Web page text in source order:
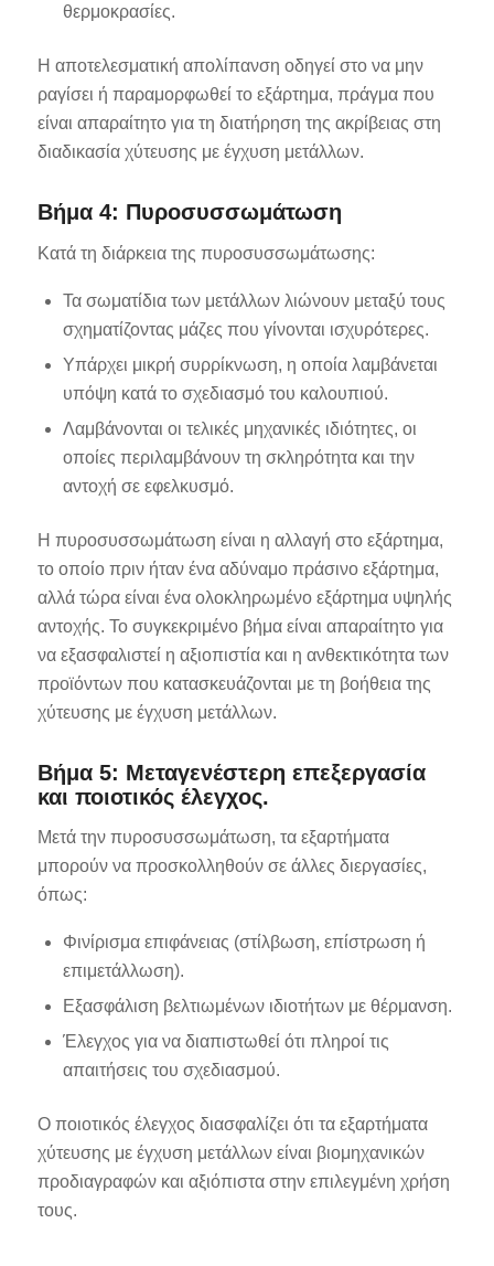
θερμοκρασίες.
Η αποτελεσματική απολίπανση οδηγεί στο να μην
ραγίσει ή παραμορφωθεί το εξάρτημα, πράγμα που
είναι απαραίτητο για τη διατήρηση της ακρίβειας στη
διαδικασία χύτευσης με έγχυση μετάλλων.
Βήμα 4: Πυροσυσσωμάτωση
Κατά τη διάρκεια της πυροσυσσωμάτωσης:
Τα σωματίδια των μετάλλων λιώνουν μεταξύ τους
σχηματίζοντας μάζες που γίνονται ισχυρότερες.
Υπάρχει μικρή συρρίκνωση, η οποία λαμβάνεται
υπόψη κατά το σχεδιασμό του καλουπιού.
Λαμβάνονται οι τελικές μηχανικές ιδιότητες, οι
οποίες περιλαμβάνουν τη σκληρότητα και την
αντοχή σε εφελκυσμό.
Η πυροσυσσωμάτωση είναι η αλλαγή στο εξάρτημα,
το οποίο πριν ήταν ένα αδύναμο πράσινο εξάρτημα,
αλλά τώρα είναι ένα ολοκληρωμένο εξάρτημα υψηλής
αντοχής. Το συγκεκριμένο βήμα είναι απαραίτητο για
να εξασφαλιστεί η αξιοπιστία και η ανθεκτικότητα των
προϊόντων που κατασκευάζονται με τη βοήθεια της
χύτευσης με έγχυση μετάλλων.
Βήμα 5: Μεταγενέστερη επεξεργασία
και ποιοτικός έλεγχος.
Μετά την πυροσυσσωμάτωση, τα εξαρτήματα
μπορούν να προσκολληθούν σε άλλες διεργασίες,
όπως:
Φινίρισμα επιφάνειας (στίλβωση, επίστρωση ή
επιμετάλλωση).
Εξασφάλιση βελτιωμένων ιδιοτήτων με θέρμανση.
Έλεγχος για να διαπιστωθεί ότι πληροί τις
απαιτήσεις του σχεδιασμού.
Ο ποιοτικός έλεγχος διασφαλίζει ότι τα εξαρτήματα
χύτευσης με έγχυση μετάλλων είναι βιομηχανικών
προδιαγραφών και αξιόπιστα στην επιλεγμένη χρήση
τους.